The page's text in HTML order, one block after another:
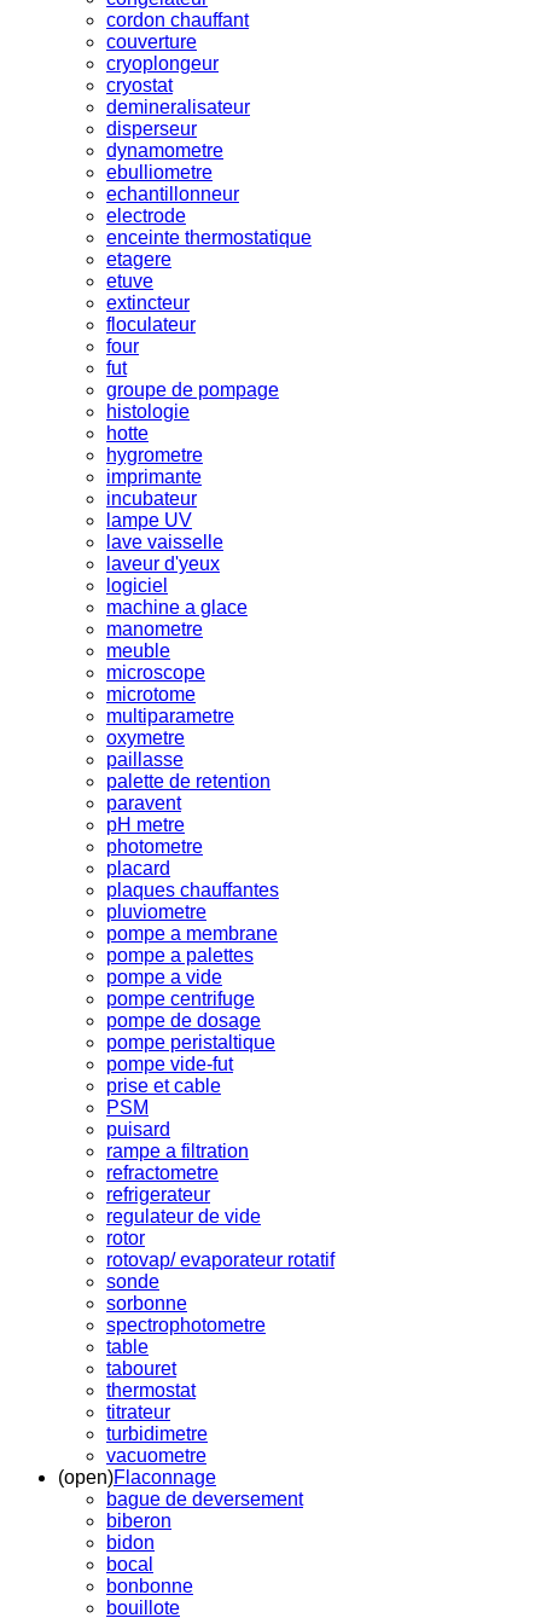
cordon chauffant
couverture
cryoplongeur
cryostat
demineralisateur
disperseur
dynamometre
ebulliometre
echantillonneur
electrode
enceinte thermostatique
etagere
etuve
extincteur
floculateur
four
fut
groupe de pompage
histologie
hotte
hygrometre
imprimante
incubateur
lampe UV
lave vaisselle
laveur d'yeux
logiciel
machine a glace
manometre
meuble
microscope
microtome
multiparametre
oxymetre
paillasse
palette de retention
paravent
pH metre
photometre
placard
plaques chauffantes
pluviometre
pompe a membrane
pompe a palettes
pompe a vide
pompe centrifuge
pompe de dosage
pompe peristaltique
pompe vide-fut
prise et cable
PSM
puisard
rampe a filtration
refractometre
refrigerateur
regulateur de vide
rotor
rotovap/ evaporateur rotatif
sonde
sorbonne
spectrophotometre
table
tabouret
thermostat
titrateur
turbidimetre
vacuometre
(open)Flaconnage
bague de deversement
biberon
bidon
bocal
bonbonne
bouillote